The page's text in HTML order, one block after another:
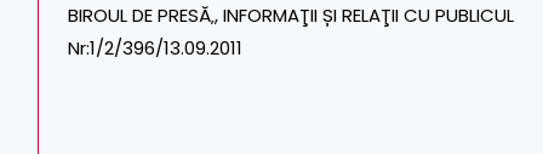
BIROUL DE PRESĂ‚, INFORMAŢII ȘI RELAŢII CU PUBLICUL
Nr:1/2/396/13.09.2011